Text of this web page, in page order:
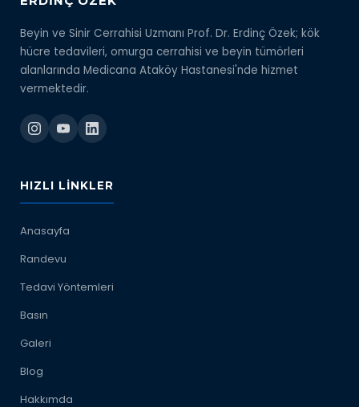
Beyin ve Sinir Cerrahisi Uzmanı Prof. Dr. Erdinç Özek; kök
hücre tedavileri, omurga cerrahisi ve beyin tümörleri
alanlarında Medicana Ataköy Hastanesi'nde hizmet
vermektedir.
HIZLI LINKLER
Anasayfa
Randevu
Tedavi Yöntemleri
Basın
Galeri
Blog
Hakkımda